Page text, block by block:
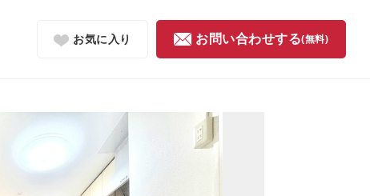
お気に入り お問い合わせする(無料)